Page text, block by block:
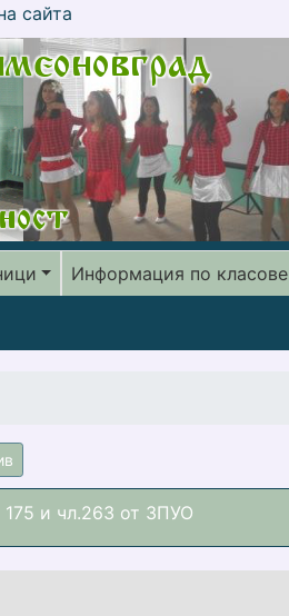
сайта
Информация по класове
175 и чл.263 от ЗПУО